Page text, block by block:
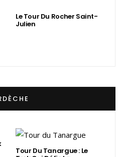
Le Tour Du Rocher Saint-
Julien
Tour Du Tanargue : Le